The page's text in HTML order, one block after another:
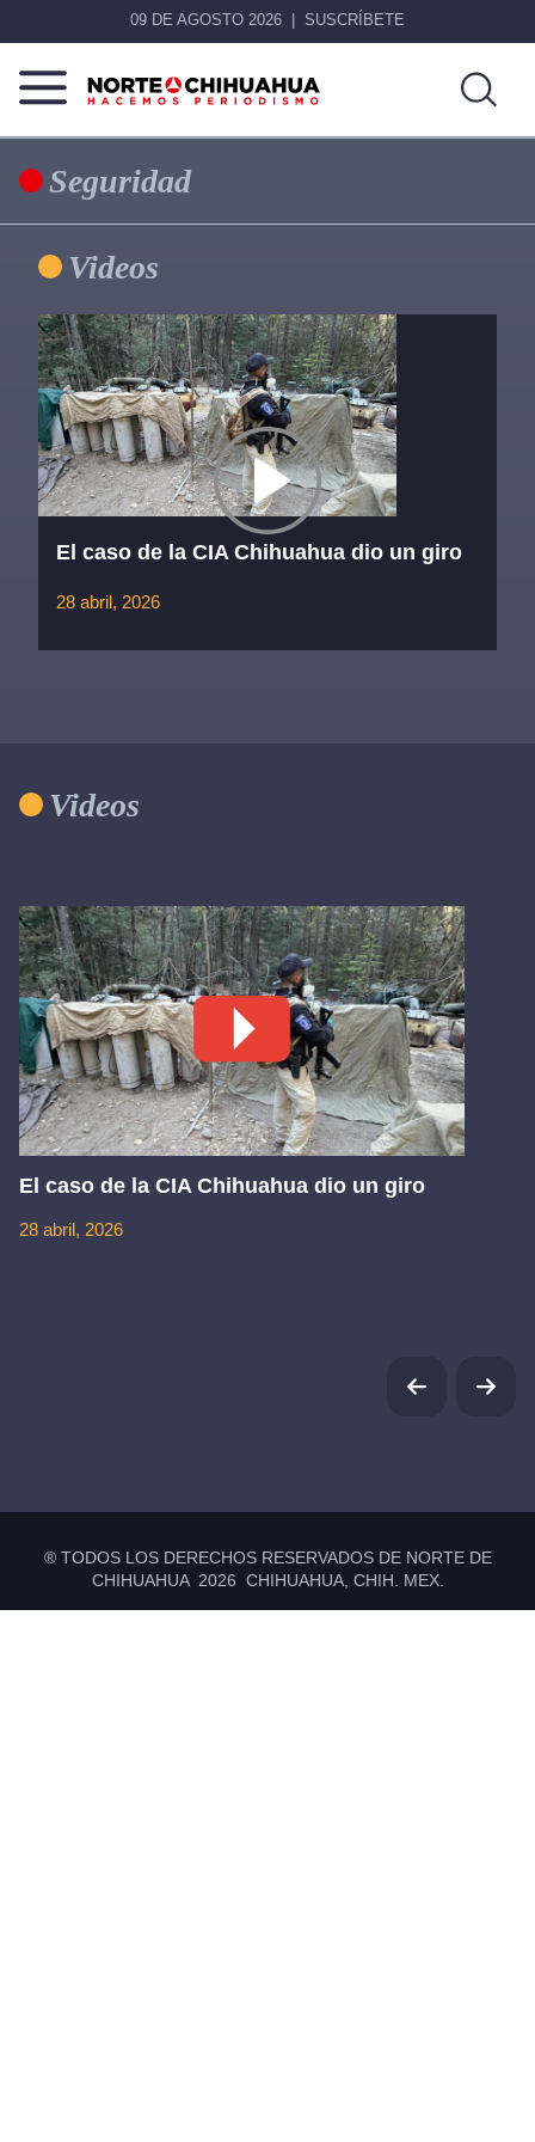
09 DE AGOSTO 2026 SUSCRÍBETE
Norte
Chihuahua
Más
noticias,
hacemos periodismo
Seguridad
Primary
Sidebar
Videos
El caso de la CIA Chihuahua dio un giro
28 abril, 2026
Videos
El caso de la CIA Chihuahua dio un giro
28 abril, 2026
® TODOS LOS DERECHOS RESERVADOS DE NORTE DE
CHIHUAHUA 2026 CHIHUAHUA, CHIH. MEX.